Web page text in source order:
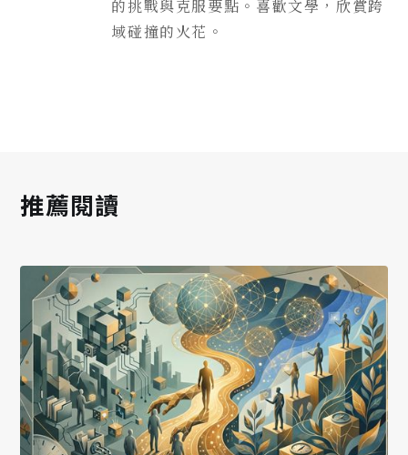
的挑戰與克服要點。喜歡文學，欣賞跨
域碰撞的火花。
推薦閱讀